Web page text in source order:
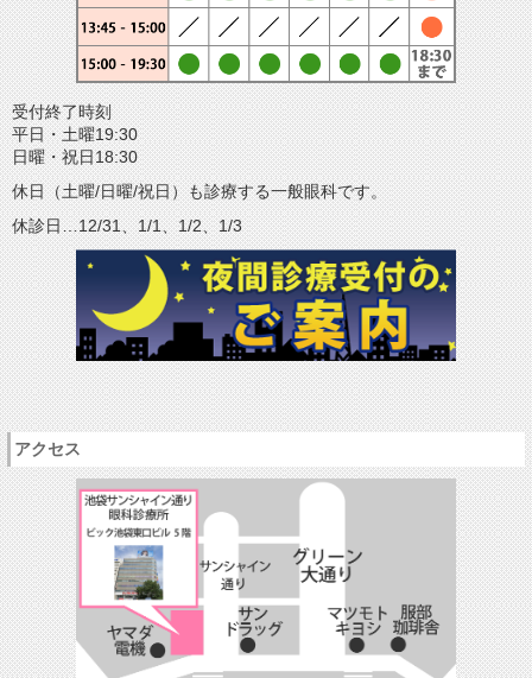
受付終了時刻
平日・土曜19:30
日曜・祝日18:30
休日（土曜/日曜/祝日）も診療する一般眼科です。
休診日…12/31、1/1、1/2、1/3
アクセス